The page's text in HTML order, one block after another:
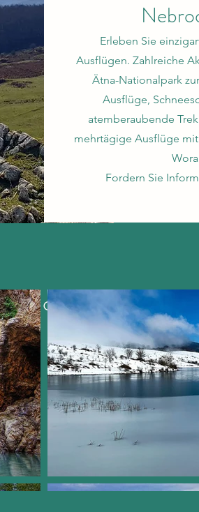
Erleben Sie
Ausflügen. Zahlreiche
Ätna-Nationalpark
Ausflüge,
atemberaubende
mehrtägige Ausflüge
Fordern Sie
Orte: